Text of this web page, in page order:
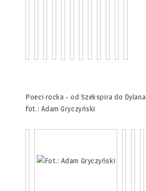
Poeci rocka - od Szekspira do Dylana
fot.: Adam Gryczyński